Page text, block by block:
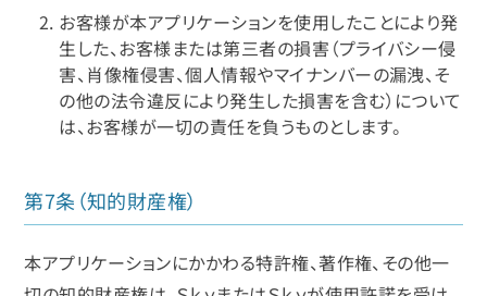
お客様が本アプリケーションを使用したことにより発
生した、お客様または第三者の損害（プライバシー侵
害、肖像権侵害、個人情報やマイナンバーの漏洩、そ
の他の法令違反により発生した損害を含む）について
は、お客様が一切の責任を負うものとします。
第7条（知的財産権）
本アプリケーションにかかわる特許権、著作権、その他一